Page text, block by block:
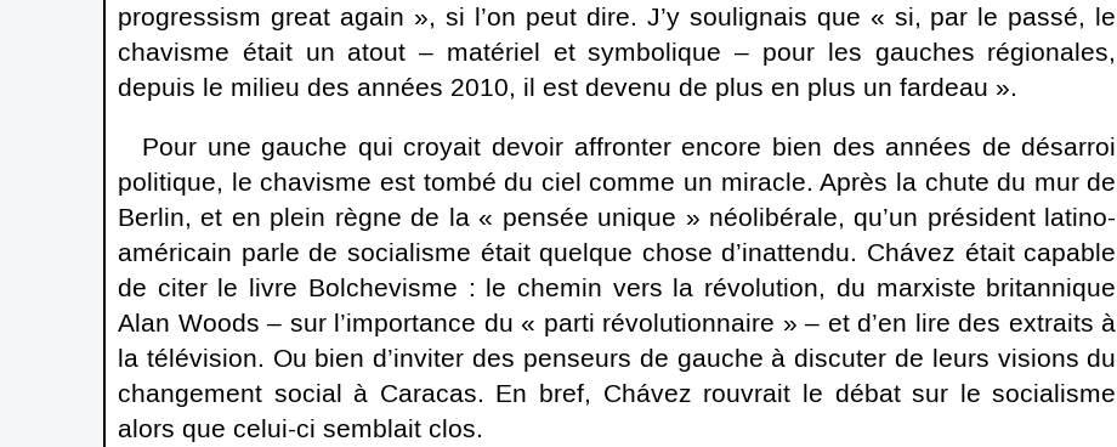
progressism great again », si l’on peut dire. J’y soulignais que « si, par le passé, le
chavisme était un atout – matériel et symbolique – pour les gauches régionales,
depuis le milieu des années 2010, il est devenu de plus en plus un fardeau ».
Pour une gauche qui croyait devoir affronter encore bien des années de désarroi
politique, le chavisme est tombé du ciel comme un miracle. Après la chute du mur de
Berlin, et en plein règne de la « pensée unique » néolibérale, qu’un président latino-
américain parle de socialisme était quelque chose d’inattendu. Chávez était capable
de citer le livre Bolchevisme : le chemin vers la révolution, du marxiste britannique
Alan Woods – sur l’importance du « parti révolutionnaire » – et d’en lire des extraits à
la télévision. Ou bien d’inviter des penseurs de gauche à discuter de leurs visions du
changement social à Caracas. En bref, Chávez rouvrait le débat sur le socialisme
alors que celui-ci semblait clos.